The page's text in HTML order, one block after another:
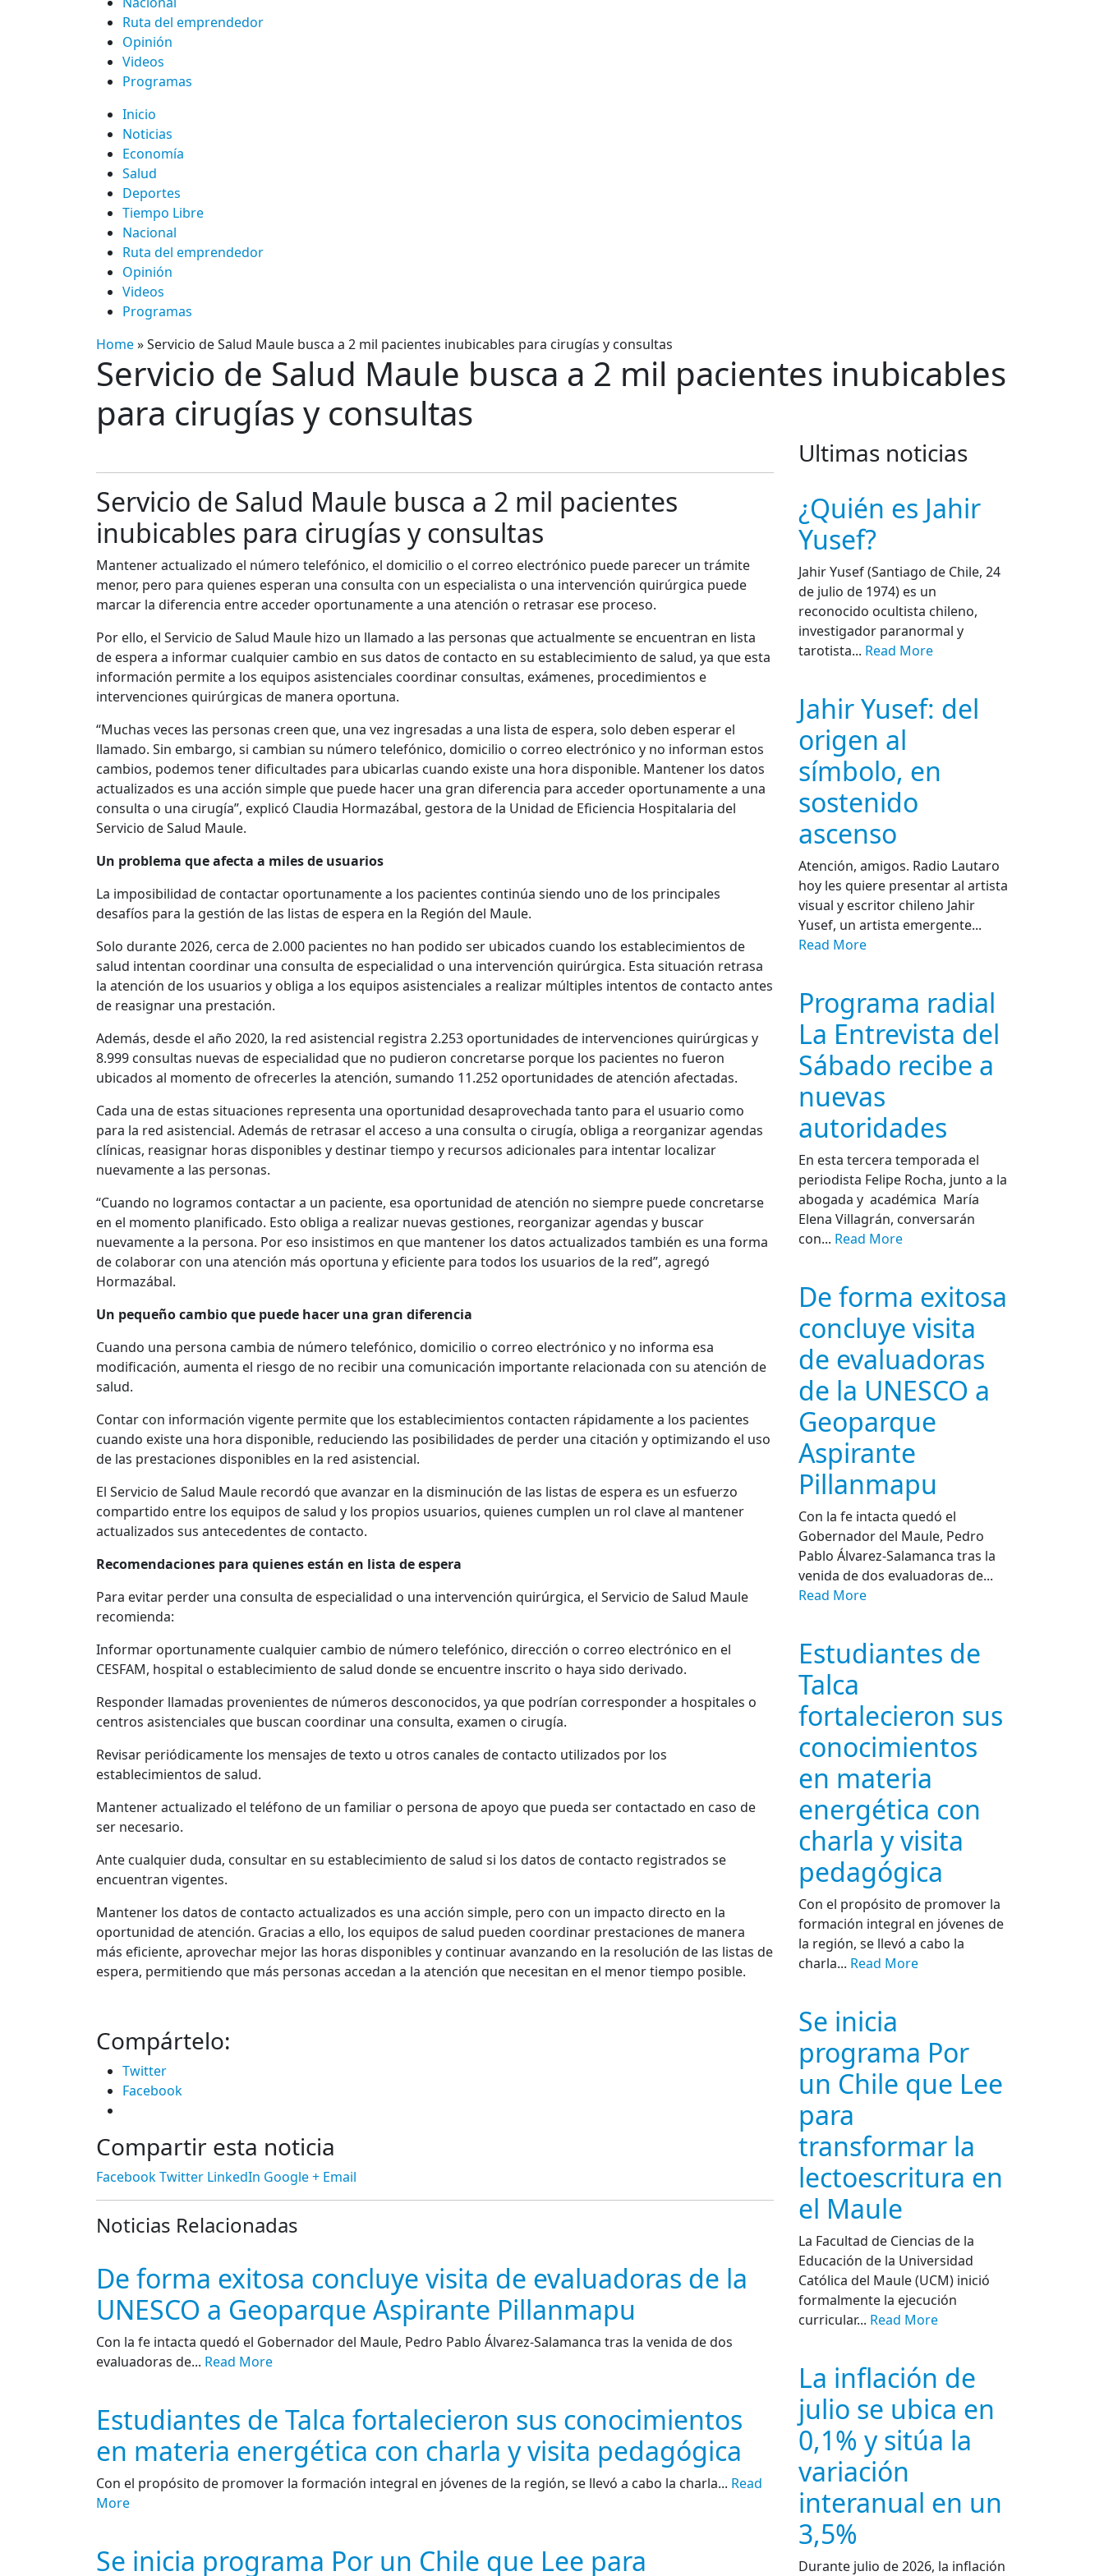
Ruta del emprendedor
Opinión
Videos
Programas
Inicio
Noticias
Economía
Salud
Deportes
Tiempo Libre
Nacional
Ruta del emprendedor
Opinión
Videos
Programas
Home»Servicio de Salud Maule busca a 2 mil pacientes inubicables para cirugías y consultas
Servicio de Salud Maule busca a 2 mil pacientes inubicables
para cirugías y consultas
Servicio de Salud Maule busca a 2 mil pacientes
inubicables para cirugías y consultas
Mantener actualizado el número telefónico, el domicilio o el correo electrónico puede parecer un trámite
menor, pero para quienes esperan una consulta con un especialista o una intervención quirúrgica puede
marcar la diferencia entre acceder oportunamente a una atención o retrasar ese proceso.
Por ello, el Servicio de Salud Maule hizo un llamado a las personas que actualmente se encuentran en lista
de espera a informar cualquier cambio en sus datos de contacto en su establecimiento de salud, ya que esta
información permite a los equipos asistenciales coordinar consultas, exámenes, procedimientos e
intervenciones quirúrgicas de manera oportuna.
“Muchas veces las personas creen que, una vez ingresadas a una lista de espera, solo deben esperar el
llamado. Sin embargo, si cambian su número telefónico, domicilio o correo electrónico y no informan estos
cambios, podemos tener dificultades para ubicarlas cuando existe una hora disponible. Mantener los datos
actualizados es una acción simple que puede hacer una gran diferencia para acceder oportunamente a una
consulta o una cirugía”, explicó Claudia Hormazábal, gestora de la Unidad de Eficiencia Hospitalaria del
Servicio de Salud Maule.
Un problema que afecta a miles de usuarios
La imposibilidad de contactar oportunamente a los pacientes continúa siendo uno de los principales
desafíos para la gestión de las listas de espera en la Región del Maule.
Solo durante 2026, cerca de 2.000 pacientes no han podido ser ubicados cuando los establecimientos de
salud intentan coordinar una consulta de especialidad o una intervención quirúrgica. Esta situación retrasa
la atención de los usuarios y obliga a los equipos asistenciales a realizar múltiples intentos de contacto antes
de reasignar una prestación.
Además, desde el año 2020, la red asistencial registra 2.253 oportunidades de intervenciones quirúrgicas y
8.999 consultas nuevas de especialidad que no pudieron concretarse porque los pacientes no fueron
ubicados al momento de ofrecerles la atención, sumando 11.252 oportunidades de atención afectadas.
Cada una de estas situaciones representa una oportunidad desaprovechada tanto para el usuario como
para la red asistencial. Además de retrasar el acceso a una consulta o cirugía, obliga a reorganizar agendas
clínicas, reasignar horas disponibles y destinar tiempo y recursos adicionales para intentar localizar
nuevamente a las personas.
“Cuando no logramos contactar a un paciente, esa oportunidad de atención no siempre puede concretarse
en el momento planificado. Esto obliga a realizar nuevas gestiones, reorganizar agendas y buscar
nuevamente a la persona. Por eso insistimos en que mantener los datos actualizados también es una forma
de colaborar con una atención más oportuna y eficiente para todos los usuarios de la red”, agregó
Hormazábal.
Un pequeño cambio que puede hacer una gran diferencia
Cuando una persona cambia de número telefónico, domicilio o correo electrónico y no informa esa
modificación, aumenta el riesgo de no recibir una comunicación importante relacionada con su atención de
salud.
Contar con información vigente permite que los establecimientos contacten rápidamente a los pacientes
cuando existe una hora disponible, reduciendo las posibilidades de perder una citación y optimizando el uso
de las prestaciones disponibles en la red asistencial.
El Servicio de Salud Maule recordó que avanzar en la disminución de las listas de espera es un esfuerzo
compartido entre los equipos de salud y los propios usuarios, quienes cumplen un rol clave al mantener
actualizados sus antecedentes de contacto.
Recomendaciones para quienes están en lista de espera
Para evitar perder una consulta de especialidad o una intervención quirúrgica, el Servicio de Salud Maule
recomienda:
Informar oportunamente cualquier cambio de número telefónico, dirección o correo electrónico en el
CESFAM, hospital o establecimiento de salud donde se encuentre inscrito o haya sido derivado.
Responder llamadas provenientes de números desconocidos, ya que podrían corresponder a hospitales o
centros asistenciales que buscan coordinar una consulta, examen o cirugía.
Revisar periódicamente los mensajes de texto u otros canales de contacto utilizados por los
establecimientos de salud.
Mantener actualizado el teléfono de un familiar o persona de apoyo que pueda ser contactado en caso de
ser necesario.
Ante cualquier duda, consultar en su establecimiento de salud si los datos de contacto registrados se
encuentran vigentes.
Mantener los datos de contacto actualizados es una acción simple, pero con un impacto directo en la
oportunidad de atención. Gracias a ello, los equipos de salud pueden coordinar prestaciones de manera
más eficiente, aprovechar mejor las horas disponibles y continuar avanzando en la resolución de las listas de
espera, permitiendo que más personas accedan a la atención que necesitan en el menor tiempo posible.
Compártelo:
Twitter
Facebook
Compartir esta noticia
FacebookTwitter LinkedIn Google + Email
Noticias Relacionadas
De forma exitosa concluye visita de evaluadoras de la
UNESCO a Geoparque Aspirante Pillanmapu
Con la fe intacta quedó el Gobernador del Maule, Pedro Pablo Álvarez-Salamanca tras la venida de dos
evaluadoras de... Read More
Estudiantes de Talca fortalecieron sus conocimientos
en materia energética con charla y visita pedagógica
Con el propósito de promover la formación integral en jóvenes de la región, se llevó a cabo la charla... Read
More
Se inicia programa Por un Chile que Lee para
Ultimas noticias
¿Quién es Jahir
Yusef?
Jahir Yusef (Santiago de Chile, 24
de julio de 1974) es un
reconocido ocultista chileno,
investigador paranormal y
tarotista... Read More
Jahir Yusef: del
origen al
símbolo, en
sostenido
ascenso
Atención, amigos. Radio Lautaro
hoy les quiere presentar al artista
visual y escritor chileno Jahir
Yusef, un artista emergente...
Read More
Programa radial
La Entrevista del
Sábado recibe a
nuevas
autoridades
En esta tercera temporada el
periodista Felipe Rocha, junto a la
abogada y académica María
Elena Villagrán, conversarán
con... Read More
De forma exitosa
concluye visita
de evaluadoras
de la UNESCO a
Geoparque
Aspirante
Pillanmapu
Con la fe intacta quedó el
Gobernador del Maule, Pedro
Pablo Álvarez-Salamanca tras la
venida de dos evaluadoras de...
Read More
Estudiantes de
Talca
fortalecieron sus
conocimientos
en materia
energética con
charla y visita
pedagógica
Con el propósito de promover la
formación integral en jóvenes de
la región, se llevó a cabo la
charla... Read More
Se inicia
programa Por
un Chile que Lee
para
transformar la
lectoescritura en
el Maule
La Facultad de Ciencias de la
Educación de la Universidad
Católica del Maule (UCM) inició
formalmente la ejecución
curricular... Read More
La inflación de
julio se ubica en
0,1% y sitúa la
variación
interanual en un
3,5%
Durante julio de 2026, la inflación